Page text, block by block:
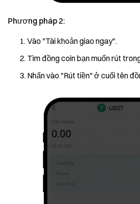
Phương pháp 2:
Vào "Tài khoản giao ngay".
Tìm đồng coin bạn muốn rút
Nhấn vào "Rút tiền" ở cuối tên